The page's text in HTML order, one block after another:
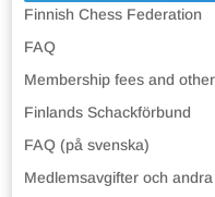
Finnish Chess Federation
FAQ
Membership fees and
Finlands Schackförbund
FAQ (på svenska)
Medlemsavgifter och